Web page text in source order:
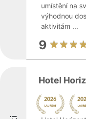
umístění na
výhodnou
aktivitám ...
9
Hotel